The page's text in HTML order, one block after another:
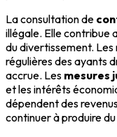
La consultation de
illégale. Elle contribue
du divertissement.
régulières des ayants
accrue. Les mesures
et les intérêts
dépendent des
continuer à produire du